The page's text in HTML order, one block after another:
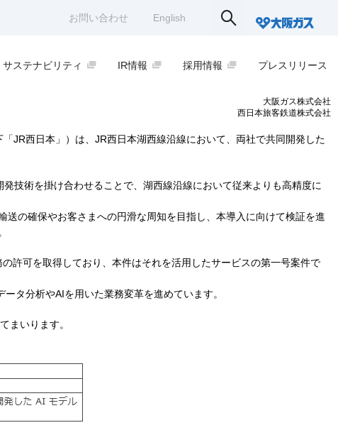
お問い合わせ English
サステナビリティ IR情報 採用情報 プレスリリース
大阪ガス株式会社
西日本旅客鉄道株式会社
JR西日本」）は、JR西日本湖西線沿線において、両社で共同開発した
技術を掛け合わせることで、湖西線沿線において従来よりも高精度に
の確保やお客さまへの円滑な周知を目指し、本導入に向けて検証を進
許可を取得しており、本件はそれを活用したサービスの第一号案件で
タ分析やAIを用いた業務変革を進めています。
まいります。